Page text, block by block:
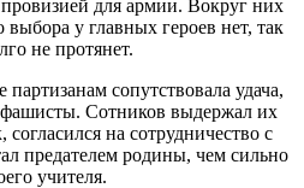
для армии. Вокруг них
у главных героев нет, так
не протянет.
сопутствовала удача,
Сотников выдержал их
на сотрудничество с
предателем родины, чем сильно
учителя.